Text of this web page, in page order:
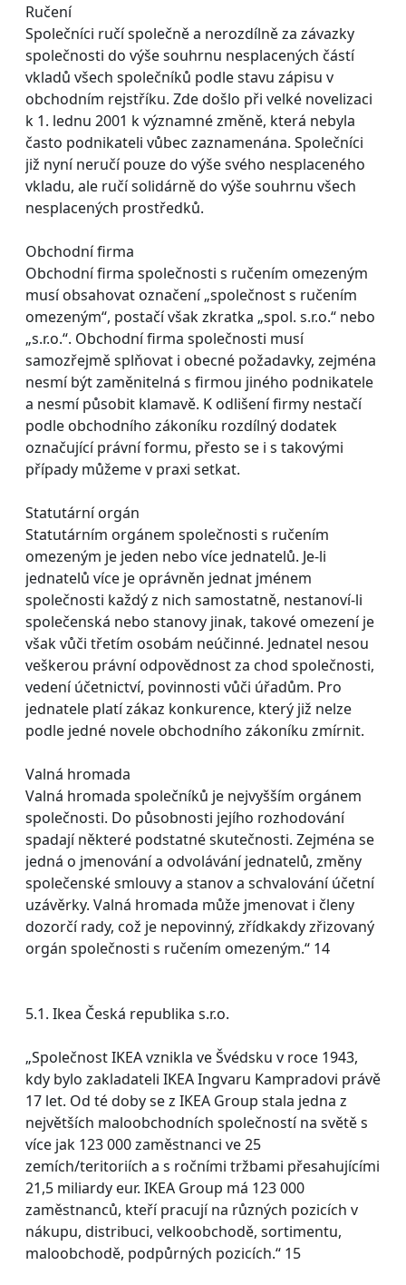
Ručení
Společníci ručí společně a nerozdílně za závazky
společnosti do výše souhrnu nesplacených částí
vkladů všech společníků podle stavu zápisu v
obchodním rejstříku. Zde došlo při velké novelizaci
k 1. lednu 2001 k významné změně, která nebyla
často podnikateli vůbec zaznamenána. Společníci
již nyní neručí pouze do výše svého nesplaceného
vkladu, ale ručí solidárně do výše souhrnu všech
nesplacených prostředků.
Obchodní firma
Obchodní firma společnosti s ručením omezeným
musí obsahovat označení „společnost s ručením
omezeným“, postačí však zkratka „spol. s.r.o.“ nebo
„s.r.o.“. Obchodní firma společnosti musí
samozřejmě splňovat i obecné požadavky, zejména
nesmí být zaměnitelná s firmou jiného podnikatele
a nesmí působit klamavě. K odlišení firmy nestačí
podle obchodního zákoníku rozdílný dodatek
označující právní formu, přesto se i s takovými
případy můžeme v praxi setkat.
Statutární orgán
Statutárním orgánem společnosti s ručením
omezeným je jeden nebo více jednatelů. Je-li
jednatelů více je oprávněn jednat jménem
společnosti každý z nich samostatně, nestanoví-li
společenská nebo stanovy jinak, takové omezení je
však vůči třetím osobám neúčinné. Jednatel nesou
veškerou právní odpovědnost za chod společnosti,
vedení účetnictví, povinnosti vůči úřadům. Pro
jednatele platí zákaz konkurence, který již nelze
podle jedné novele obchodního zákoníku zmírnit.
Valná hromada
Valná hromada společníků je nejvyšším orgánem
společnosti. Do působnosti jejího rozhodování
spadají některé podstatné skutečnosti. Zejména se
jedná o jmenování a odvolávání jednatelů, změny
společenské smlouvy a stanov a schvalování účetní
uzávěrky. Valná hromada může jmenovat i členy
dozorčí rady, což je nepovinný, zřídkakdy zřizovaný
orgán společnosti s ručením omezeným.“ 14
5.1. Ikea Česká republika s.r.o.
„Společnost IKEA vznikla ve Švédsku v roce 1943,
kdy bylo zakladateli IKEA Ingvaru Kampradovi právě
17 let. Od té doby se z IKEA Group stala jedna z
největších maloobchodních společností na světě s
více jak 123 000 zaměstnanci ve 25
zemích/teritoriích a s ročními tržbami přesahujícími
21,5 miliardy eur. IKEA Group má 123 000
zaměstnanců, kteří pracují na různých pozicích v
nákupu, distribuci, velkoobchodě, sortimentu,
maloobchodě, podpůrných pozicích.“ 15